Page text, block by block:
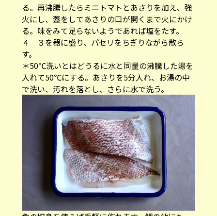
る。再沸騰したらミニトマトとあさりを加え、強
火にし、蓋をしてあさりの口が開くまで火にかけ
る。味をみて足らないようであれば塩をたす。
４ ３を器に盛り、パセリをちぎりながら散ら
す。
＊50℃洗いとは​​どうるに水と同量の沸騰した湯を
入れて50℃にする。あさりを5分入れ、お湯の中
で洗い、汚れを落とし、さらに水で洗う。